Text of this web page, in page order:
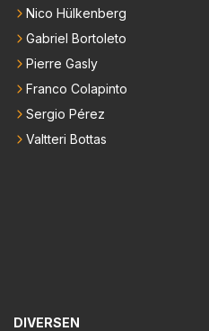
Nico Hülkenberg
Gabriel Bortoleto
Pierre Gasly
Franco Colapinto
Sergio Pérez
Valtteri Bottas
DIVERSEN